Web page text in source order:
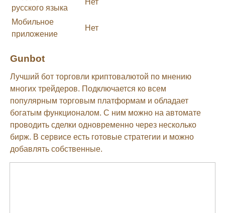
русского языка
Мобильное
приложение
Нет
Gunbot
Лучший бот торговли криптовалютой по мнению
многих трейдеров. Подключается ко всем
популярным торговым платформам и обладает
богатым функционалом. С ним можно на автомате
проводить сделки одновременно через несколько
бирж. В сервисе есть готовые стратегии и можно
добавлять собственные.